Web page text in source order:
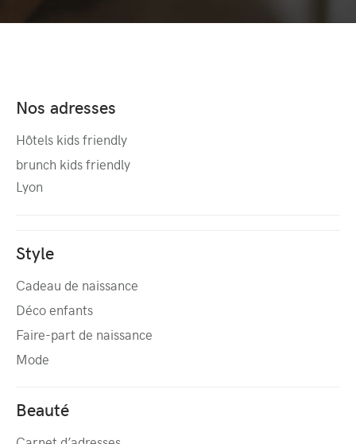
Nos adresses
Hôtels kids friendly
brunch kids friendly
Lyon
Style
Cadeau de naissance
Déco enfants
Faire-part de naissance
Mode
Beauté